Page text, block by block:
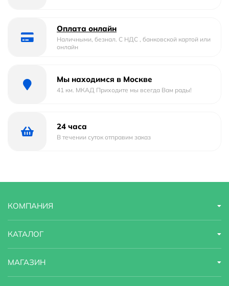
Оплата онлайн
Наличными, безнал. С НДС , банковской картой или
онлайн
Мы находимся в Москве
41 км. МКАД Приходите мы всегда Вам рады!
24 часа
В течении суток отправим заказ
КОМПАНИЯ
КАТАЛОГ
МАГАЗИН